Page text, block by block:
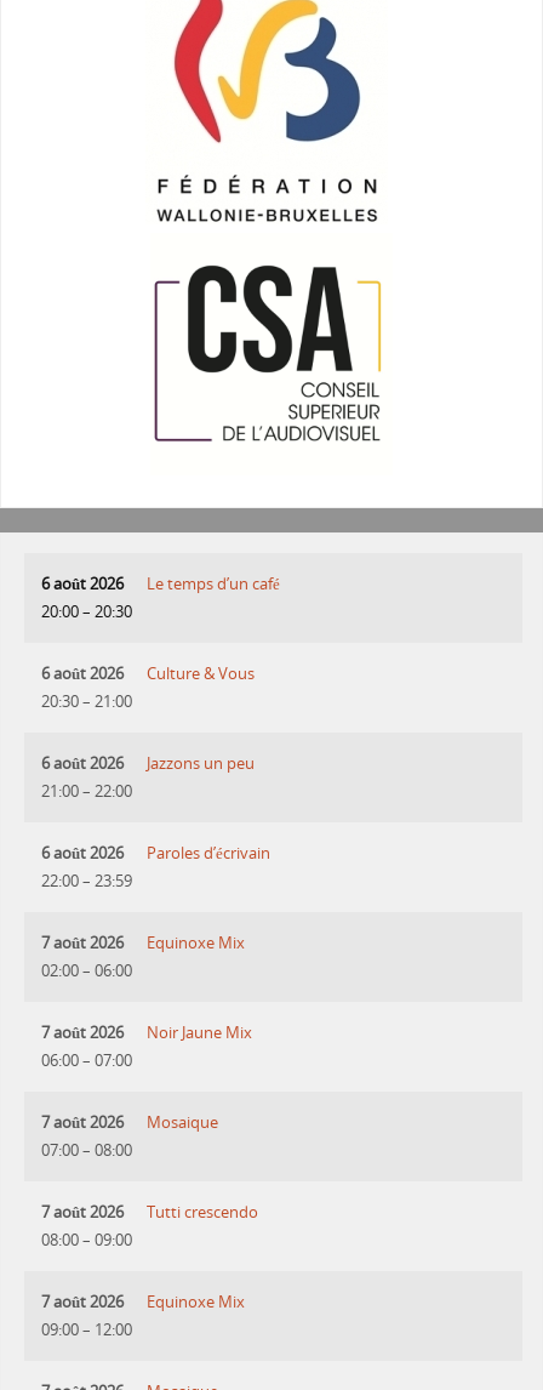
6 août 2026
20:00– 20:30
Le temps d’un café
6 août 2026
20:30– 21:00
Culture & Vous
6 août 2026
21:00– 22:00
Jazzons un peu
6 août 2026
22:00– 23:59
Paroles d’écrivain
7 août 2026
02:00– 06:00
Equinoxe Mix
7 août 2026
06:00– 07:00
Noir Jaune Mix
7 août 2026
07:00– 08:00
Mosaique
7 août 2026
08:00– 09:00
Tutti crescendo
7 août 2026
09:00– 12:00
Equinoxe Mix